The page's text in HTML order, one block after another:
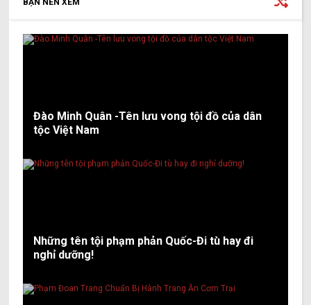
BẠN NÊN XEM
Đào Minh Quân -Tên lưu vong tội đồ của dân
tộc Việt Nam
Những tên tội phạm phản Quốc-Đi tù hay đi
nghỉ dưỡng!